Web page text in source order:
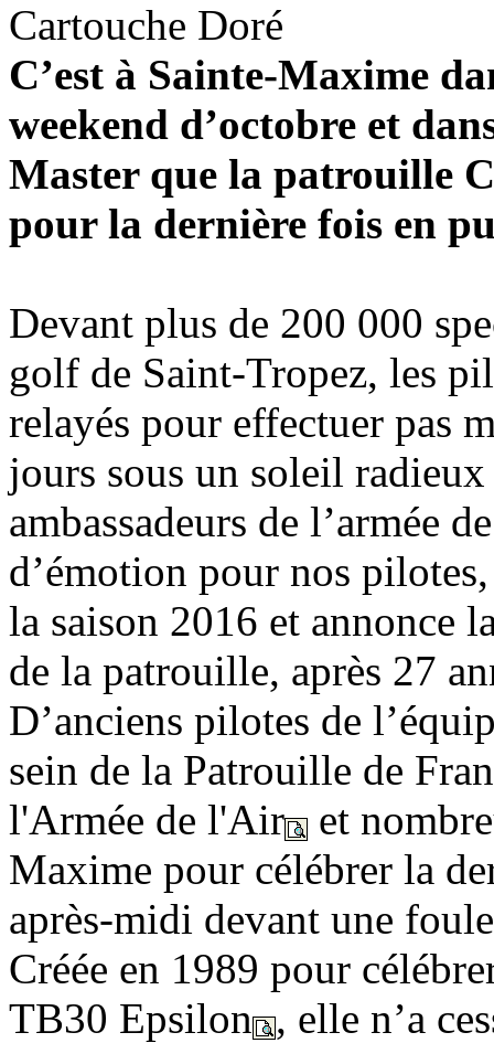
Cartouche Doré
C’est à Sainte-Maxime
weekend d’octobre et
Master que la patrouille
pour la dernière fois en
Devant plus de 200 000
golf de Saint-Tropez, les
relayés pour effectuer pas
jours sous un soleil radieux
ambassadeurs de l’armée
d’émotion pour nos
la saison 2016 et annonce
de la patrouille, après 27
D’anciens pilotes de
sein de la Patrouille de
l'Armée de l'Air
et
Maxime pour célébrer la
après-midi devant une
Créée en 1989 pour
TB30 Epsilon , elle n’a